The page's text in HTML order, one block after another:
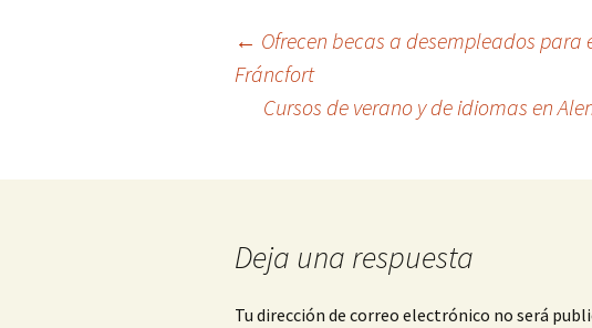
← Ofrecen becas a desempleados
Fráncfort
Cursos de verano y de idiomas en
Deja una respuesta
Tu dirección de correo electrónico no será